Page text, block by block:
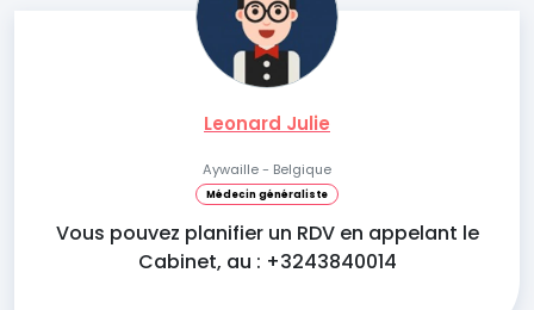
Leonard Julie
Aywaille - Belgique
Médecin généraliste
Vous pouvez planifier un RDV en appelant le
Cabinet, au : +3243840014